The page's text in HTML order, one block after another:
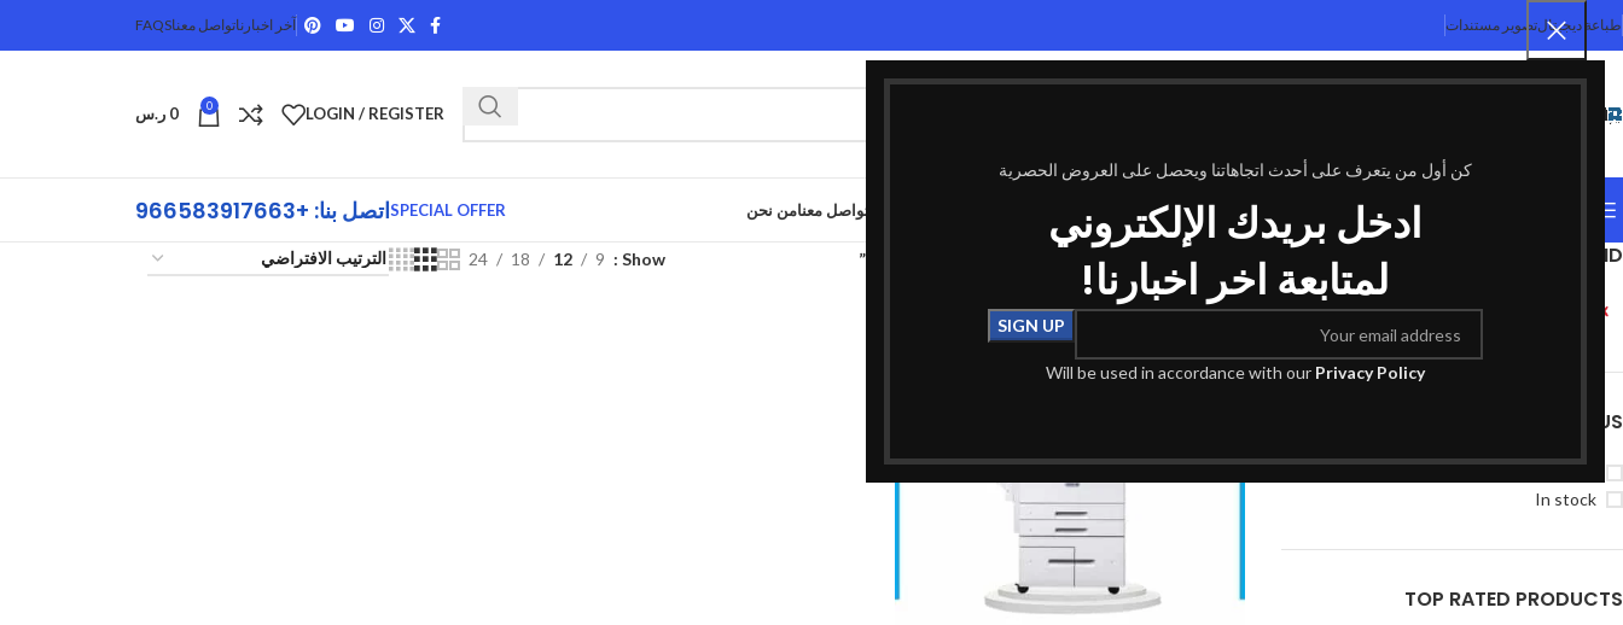
كن أول من يتعرف على أحدث اتجاهاتنا ويحصل على العروض الحصرية
ادخل بريدك الإلكتروني
لمتابعة اخر اخبارنا!
Will be used in accordance with our Privacy Policy
طباعة ديجيتالتصوير مستندات آخر اخبارناتواصل معناFAQS
LOGIN / REGISTER
0
0 ر.س
تواصل معنامن نحن SPECIAL OFFERاتصل بنا: +966583917663
FILTER BY BRAND
1
STOCK STATUS
In stock
TOP RATED PRODUCTS
الرئيسية منتجات تحت الوسم “ماكينة تصوير للمؤسسات” Show
9
12
18
24